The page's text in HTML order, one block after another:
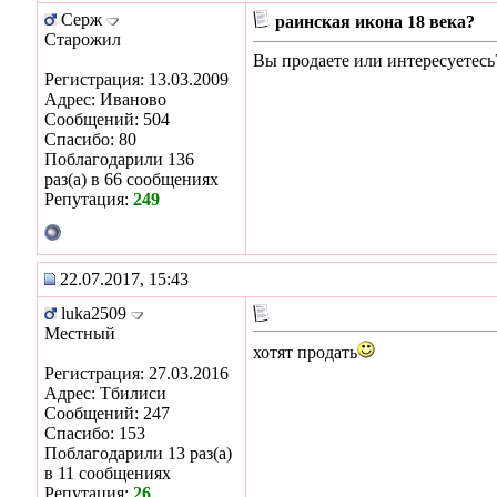
Серж
Старожил
Регистрация: 13.03.2009
Адрес: Иваново
Сообщений: 504
Спасибо: 80
Поблагодарили 136
раз(а) в 66 сообщениях
Репутация: 249
раинская икона 18 века?
Вы продаете или
22.07.2017, 15:43
luka2509
Местный
Регистрация: 27.03.2016
Адрес: Тбилиси
Сообщений: 247
Спасибо: 153
Поблагодарили 13 раз(а)
в 11 сообщениях
Репутация: 26
хотят продать